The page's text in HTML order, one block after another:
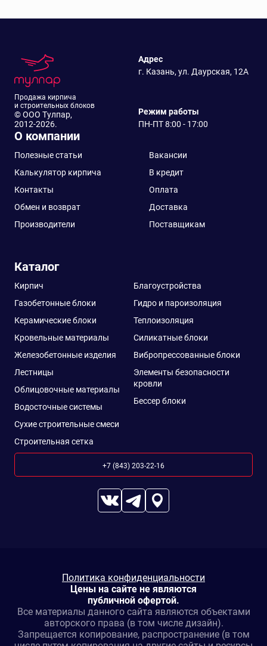
Продажа кирпича
и строительных блоков
© ООО Тулпар,
2012-2026.
Адрес
г. Казань, ул. Даурская, 12А
Режим работы
ПН-ПТ 8:00 - 17:00
О компании
Полезные статьи
Вакансии
Калькулятор кирпича
В кредит
Контакты
Оплата
Обмен и возврат
Доставка
Производители
Поставщикам
Каталог
Кирпич
Газобетонные блоки
Керамические блоки
Кровельные материалы
Железобетонные изделия
Лестницы
Облицовочные материалы
Водосточные системы
Сухие строительные смеси
Строительная сетка
Благоустройства
Гидро и пароизоляция
Теплоизоляция
Силикатные блоки
Вибропрессованные блоки
Элементы безопасности
кровли
Бессер блоки
+7 (843) 203-22-16
Цены на сайте не являются
публичной офертой.
Все материалы данного сайта являются объектами
авторского права (в том числе дизайн).
Запрещается копирование, распространение (в том
Политика конфиденциальности